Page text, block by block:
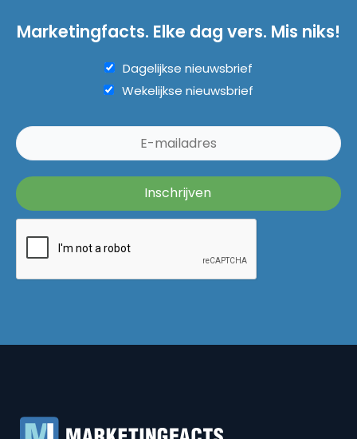
Marketingfacts. Elke dag vers. Mis niks!
Dagelijkse nieuwsbrief
Wekelijkse nieuwsbrief